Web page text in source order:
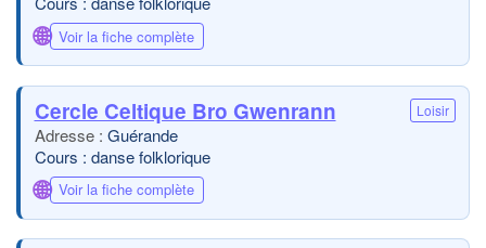
🌐 Voir la fiche complète
Cercle Celtique Bro Gwenrann Loisir
Guérande
Cours : danse folklorique
🌐 Voir la fiche complète